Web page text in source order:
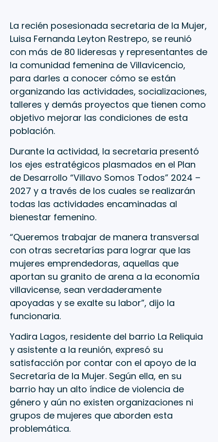
La recién posesionada secretaria de la Mujer,
Luisa Fernanda Leyton Restrepo, se reunió
con más de 80 lideresas y representantes de
la comunidad femenina de Villavicencio,
para darles a conocer cómo se están
organizando las actividades, socializaciones,
talleres y demás proyectos que tienen como
objetivo mejorar las condiciones de esta
población.
Durante la actividad, la secretaria presentó
los ejes estratégicos plasmados en el Plan
de Desarrollo “Villavo Somos Todos” 2024 –
2027 y a través de los cuales se realizarán
todas las actividades encaminadas al
bienestar femenino.
“Queremos trabajar de manera transversal
con otras secretarías para lograr que las
mujeres emprendedoras, aquellas que
aportan su granito de arena a la economía
villavicense, sean verdaderamente
apoyadas y se exalte su labor”, dijo la
funcionaria.
Yadira Lagos, residente del barrio La Reliquia
y asistente a la reunión, expresó su
satisfacción por contar con el apoyo de la
Secretaría de la Mujer. Según ella, en su
barrio hay un alto índice de violencia de
género y aún no existen organizaciones ni
grupos de mujeres que aborden esta
problemática.